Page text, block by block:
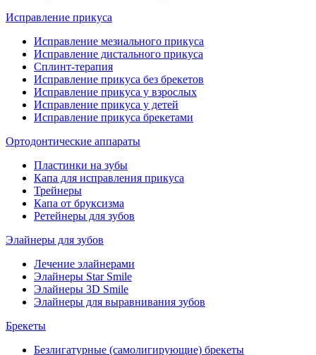
Исправление прикуса
Исправление мезиального прикуса
Исправление дистального прикуса
Сплинт-терапия
Исправление прикуса без брекетов
Исправление прикуса у взрослых
Исправление прикуса у детей
Исправление прикуса брекетами
Ортодонтические аппараты
Пластинки на зубы
Капа для исправления прикуса
Трейнеры
Капа от бруксизма
Ретейнеры для зубов
Элайнеры для зубов
Лечение элайнерами
Элайнеры Star Smile
Элайнеры 3D Smile
Элайнеры для выравнивания зубов
Брекеты
Безлигатурные (самолигирующие) брекеты